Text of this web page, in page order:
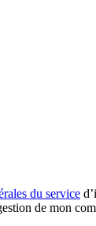
du service
de mon